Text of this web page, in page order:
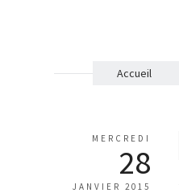
Accueil
MERCREDI
28
JANVIER 2015